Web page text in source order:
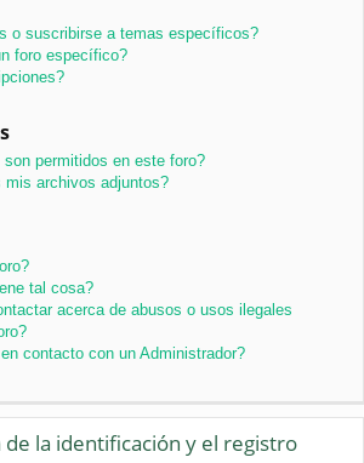
o suscribirse a temas específicos?
foro específico?
permitidos en este foro?
mis archivos adjuntos?
tal cosa?
acerca de abusos o usos ilegales
contacto con un Administrador?
de la identificación y el registro